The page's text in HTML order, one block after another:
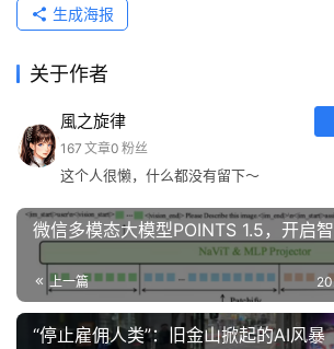
生成海报
关于作者
風之旋律
167 文章0 粉丝
这个人很懒，什么都没有留下～
微信多模态大模型POINTS 1.5，开启
上一篇
“停止雇佣人类”：旧金山掀起的AI风暴